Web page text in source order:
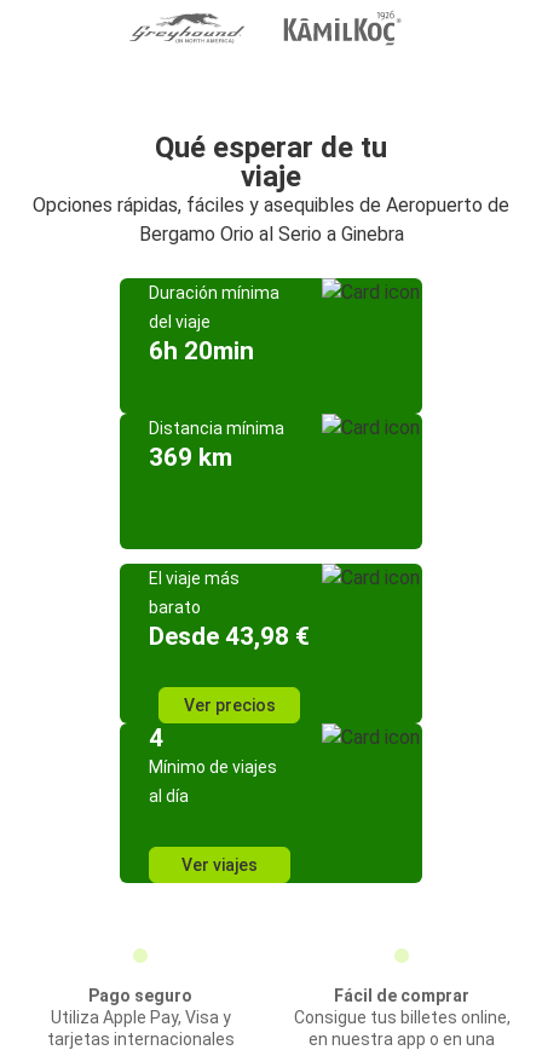
Qué esperar de tu
viaje
Opciones rápidas, fáciles y asequibles de Aeropuerto de
Bergamo Orio al Serio a Ginebra
Duración mínima
del viaje
6h 20min
Distancia mínima
369 km
El viaje más
barato
Desde 43,98 €
Ver precios
4
Mínimo de viajes
al día
Ver viajes
Pago seguro
Utiliza Apple Pay, Visa y
tarjetas internacionales
Fácil de comprar
Consigue tus billetes online,
en nuestra app o en una